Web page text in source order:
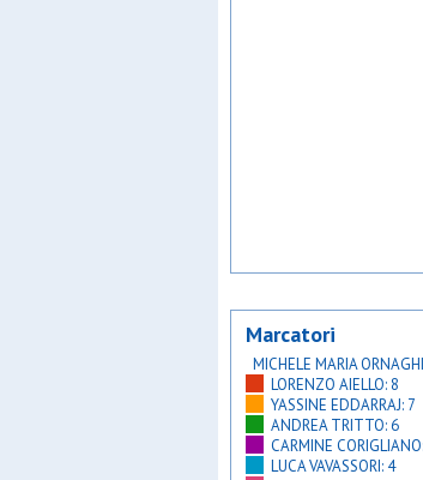
Marcatori
MICHELE MARIA
LORENZO AIELLO: 8
YASSINE EDDARRAJ: 7
ANDREA TRITTO: 6
CARMINE
LUCA VAVASSORI: 4